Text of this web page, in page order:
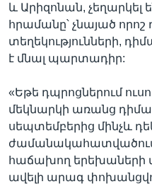
և Արիզոնան, չեղարկել
հրամանը՝ չնայած
տեղեկությունների,
է մնալ պարտադիր:
«Եթե դպրոցներում
մեկնարկի առանց
սեպտեմբերից մինչև
հաճախող երեխաների
ավելի արագ